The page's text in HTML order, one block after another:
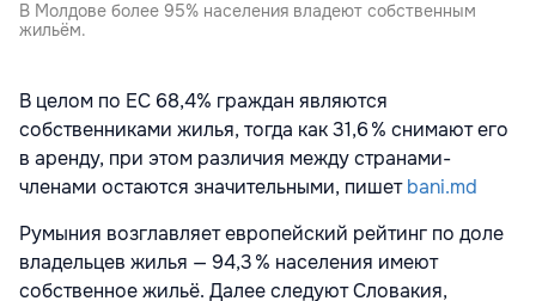
В Молдове более 95% населения владеют собственным
жильём.
В целом по ЕС 68,4% граждан являются
собственниками жилья, тогда как 31,6 % снимают его
в аренду, при этом различия между странами-
членами остаются значительными, пишетbani.md
Румыния возглавляет европейский рейтинг по доле
владельцев жилья — 94,3 % населения имеют
собственное жильё. Далее следуют Словакия,